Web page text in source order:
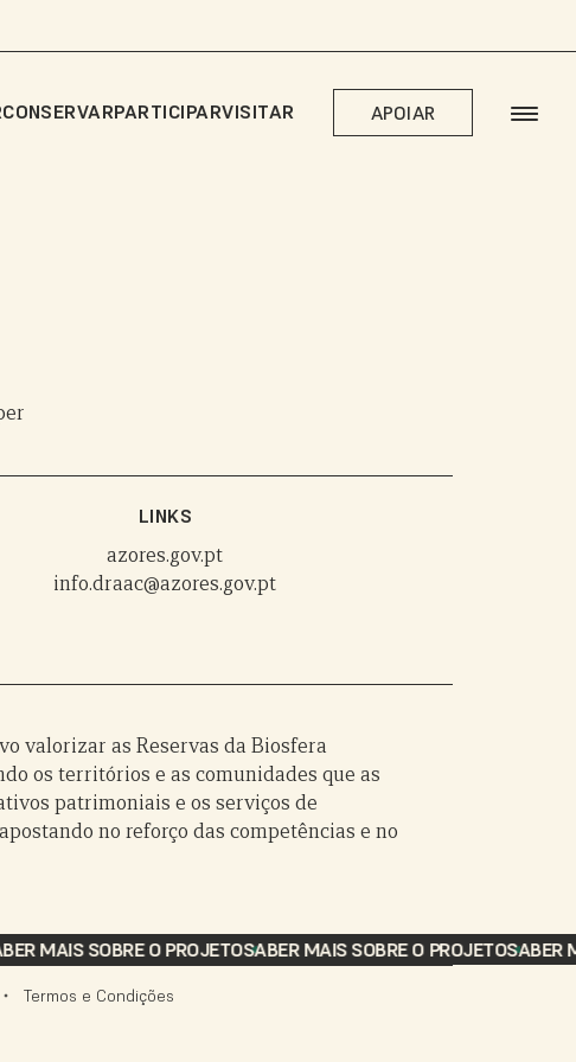
CONSERVARPARTICIPARVISITAR APOIAR
LINKS
azores.gov.pt
info.draac@azores.gov.pt
valorizar as Reservas da Biosfera
os territórios e as comunidades que as
patrimoniais e os serviços de
no reforço das competências e no
MAIS SOBRE O PROJETOSABER MAIS SOBRE O PROJETOSABER
Termos e Condições